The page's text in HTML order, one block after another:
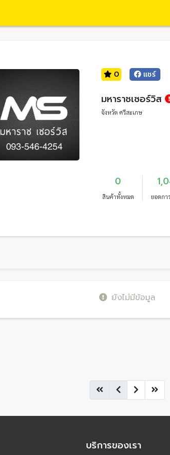
0 แชร์
มหาราชเซอร์วิส
จังหวัด ศรีสะเกษ
0
สินค้าทั้งหมด ยอดกา
ยังไม่มีข้อมูล
บริการของเรา